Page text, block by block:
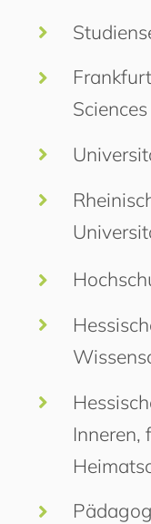
Sciences
Inneren,